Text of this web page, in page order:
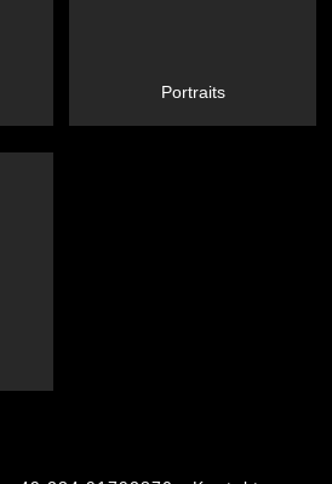
Portraits